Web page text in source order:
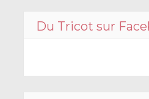
Du Tricot sur